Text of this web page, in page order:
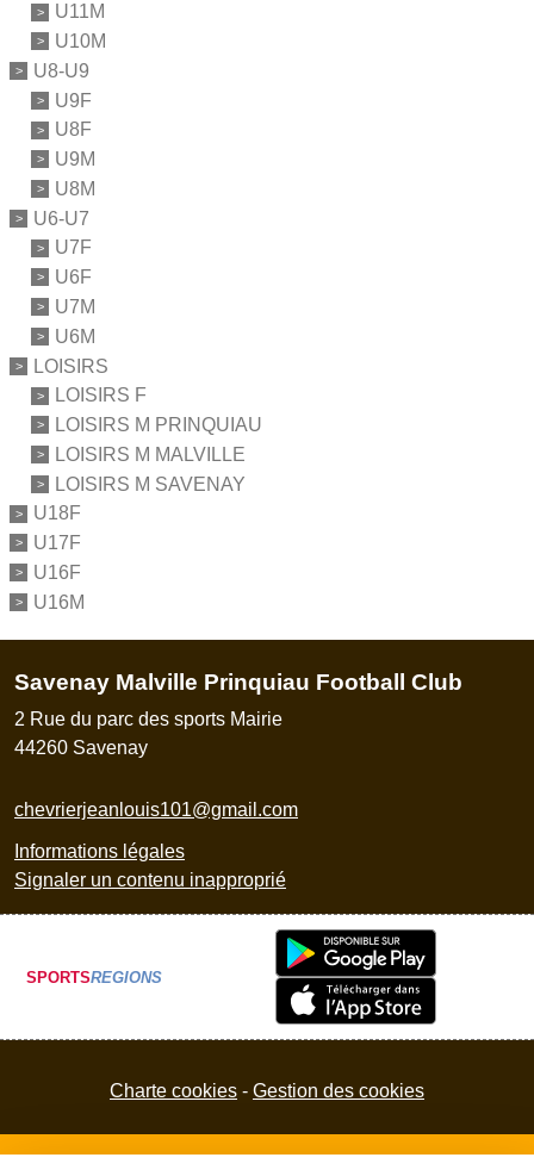
U11M
U10M
U8-U9
U9F
U8F
U9M
U8M
U6-U7
U7F
U6F
U7M
U6M
LOISIRS
LOISIRS F
LOISIRS M PRINQUIAU
LOISIRS M MALVILLE
LOISIRS M SAVENAY
U18F
U17F
U16F
U16M
Savenay Malville Prinquiau Football Club
2 Rue du parc des sports Mairie
44260 Savenay
chevrierjeanlouis101@gmail.com
Informations légales
Signaler un contenu inapproprié
SPORTSREGIONS
Charte cookies Gestion des cookies